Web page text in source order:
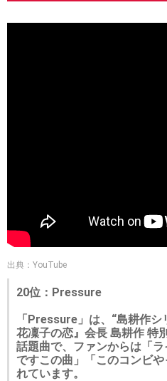
出典：YouTube
20位：Pressure
「Pressure」は、“島耕作
花凜子の恋』会長 島耕作 特
話題曲で、ファンからは「
ですこの曲」「このコンビ
れています。